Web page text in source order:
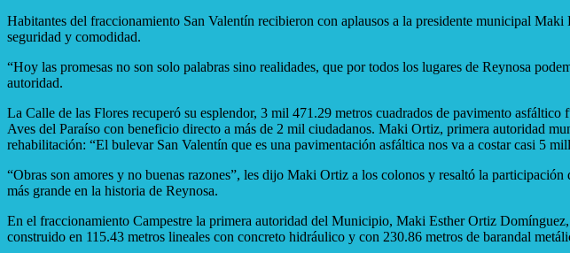
Habitantes del fraccionamiento San Valentín recibieron con aplausos a la presidente municipal
seguridad y comodidad.
“Hoy las promesas no son solo palabras sino realidades, que por todos los lugares de Reynosa
autoridad.
La Calle de las Flores recuperó su esplendor, 3 mil 471.29 metros cuadrados de pavimento
Aves del Paraíso con beneficio directo a más de 2 mil ciudadanos. Maki Ortiz, primera autoridad
rehabilitación: “El bulevar San Valentín que es una pavimentación asfáltica nos va a costar casi 5
“Obras son amores y no buenas razones”, les dijo Maki Ortiz a los colonos y resaltó la
más grande en la historia de Reynosa.
En el fraccionamiento Campestre la primera autoridad del Municipio, Maki Esther Ortiz
construido en 115.43 metros lineales con concreto hidráulico y con 230.86 metros de barandal